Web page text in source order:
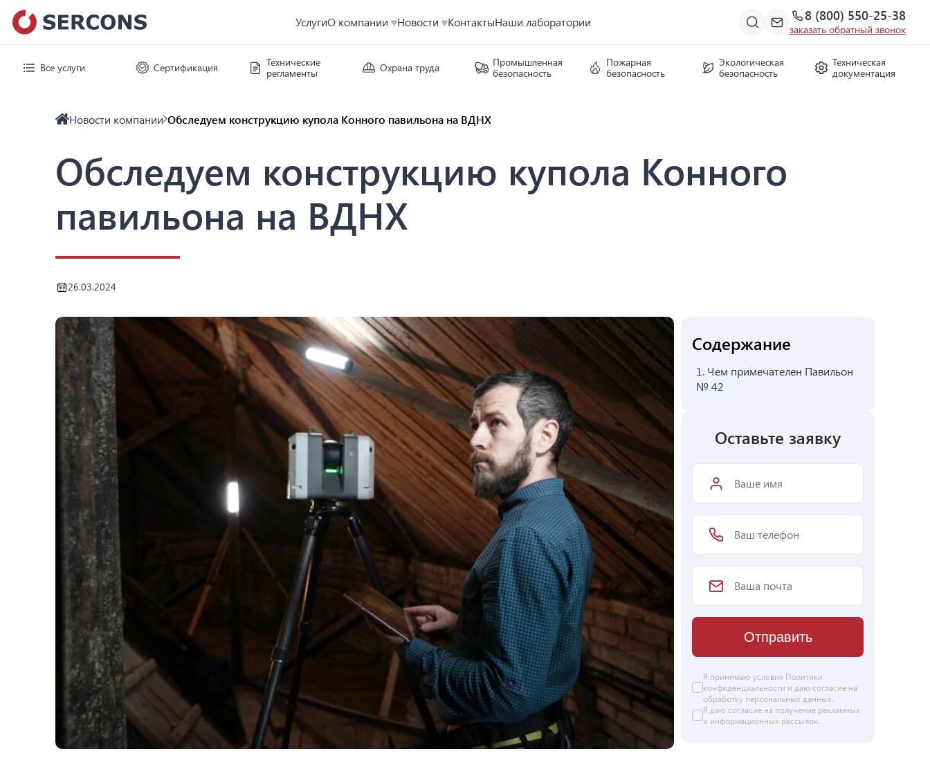
УслугиО компании Новости КонтактыНаши лаборатории 8 (800) 550-25-38
заказать обратный звонок
Все услуги Сертификация
Технические
регламенты
Охрана труда
Промышленная
безопасность
Пожарная
безопасность
Экологическая
безопасность
Техническая
документация
Новости компании Обследуем конструкцию купола Конного павильона на ВДНХ
Обследуем конструкцию купола Конного
павильона на ВДНХ
26.03.2024
Содержание
1. Чем примечателен Павильон
№ 42
Оставьте заявку
Отправить
Я принимаю условия Политики
конфиденциальности и даю согласие на
обработку персональных данных.
Я даю согласие на получение рекламных
и информационных рассылок.